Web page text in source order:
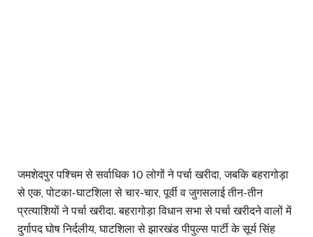
जमशेदपुर पश्चिम से सर्वाधिक 10 लोगों ने पर्चा खरीदा, जबकि बहरागोड़ा
से एक, पोटका-घाटशिला से चार-चार, पूर्वी व जुगसलाई तीन-तीन
प्रत्याशियों ने पर्चा खरीदा. बहरागोड़ा विधान सभा से पर्चा खरीदने वालों में
दुर्गापद घोष निर्दलीय, घाटशिला से झारखंड पीपुल्स पार्टी के सूर्य सिंह